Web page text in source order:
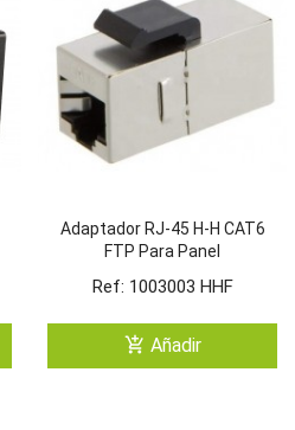
Adaptador RJ-45 H-H CAT6
FTP Para Panel
Ref: 1003003 HHF
add_shopping_cart Añadir